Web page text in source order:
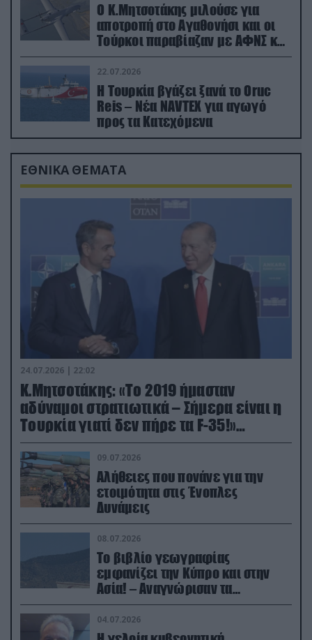
Ο Κ.Μητσοτάκης μιλούσε για
αποτροπή στο Αγαθονήσι και οι
Τούρκοι παραβίαζαν με ΑΦΝΣ και
drone
22.07.2026
Η Τουρκία βγάζει ξανά το Oruc
Reis – Νέα NAVTEX για αγωγό
προς τα Κατεχόμενα
ΕΘΝΙΚΑ ΘΕΜΑΤΑ
24.07.2026 | 22:02
Κ.Μητσοτάκης: «Το 2019 ήμασταν
αδύναμοι στρατιωτικά – Σήμερα είναι η
Τουρκία γιατί δεν πήρε τα F-35!»
(βίντεο)
09.07.2026
Αλήθειες που πονάνε για την
ετοιμότητα στις Ένοπλες
Δυνάμεις
08.07.2026
Το βιβλίο γεωγραφίας
εμφανίζει την Κύπρο και στην
Ασία! – Αναγνώρισαν τα
κατεχόμενα; (φωτο)
04.07.2026